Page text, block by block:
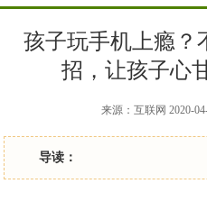
孩子玩手机上瘾？
招，让孩子心
来源：互联网 2020-
导读：